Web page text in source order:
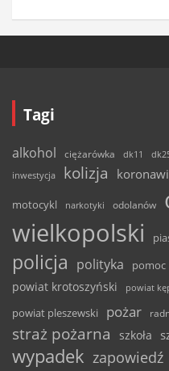
Tagi
alkohol ciężarówka dk11
inwestycja
kolizja
motocykl narkotyki odolanów
wielkopolski
policja polityka pomoc
powiat krotoszyński powiat
powiat pleszewski pożar
straż pożarna szkoła
wypadek zapowiedź